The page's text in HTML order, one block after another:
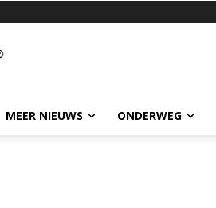
MEER NIEUWS ONDERWEG